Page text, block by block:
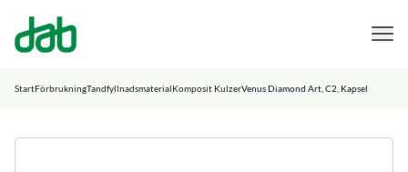
DAB Dental
StartFörbrukningTandfyllnadsmaterialKomposit KulzerVenus Diamond Art, C2, Kapsel